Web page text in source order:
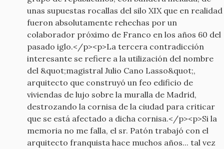
unas supuestas rocallas del silo XIX que en realidad
fueron absolutamente rehechas por un
colaborador próximo de Franco en los años 60 del
pasado iglo.</p><p>La tercera contradicción
interesante se refiere a la utilización del nombre
del &quot;magistral Julio Cano Lasso&quot;,
arquitecto que construyó un feo edificio de
viviendas de lujo sobre la muralla de Madrid,
destrozando la cornisa de la ciudad para criticar
que se está afectado a dicha cornisa.</p><p>Si la
memoria no me falla, el sr. Patón trabajó con el
arquitecto franquista hace muchos años... tal vez